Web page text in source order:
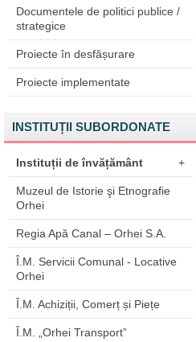
Documentele de politici publice /
strategice
Proiecte în desfășurare
Proiecte implementate
INSTITUȚII SUBORDONATE
Instituții de învățământ +
Muzeul de Istorie şi Etnografie
Orhei
Regia Apă Canal – Orhei S.A.
Î.M. Servicii Comunal - Locative
Orhei
Î.M. Achiziții, Comerț și Piețe
Î.M. „Orhei Transport”